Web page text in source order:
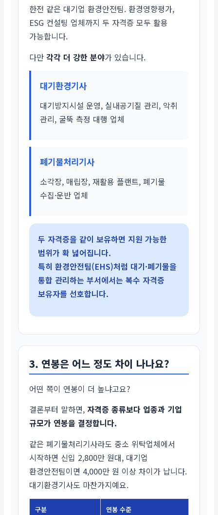
한전 같은 대기업 환경안전팀. 환경영향평가,
ESG 컨설팅 업체까지 두 자격증 모두 활용
가능합니다.
다만 각각 더 강한 분야가 있습니다.
대기환경기사
대기방지시설 운영, 실내공기질 관리, 악취
관리, 굴뚝 측정 대행 업체
폐기물처리기사
소각장, 매립장, 재활용 플랜트, 폐기물
수집·운반 업체
두 자격증을 같이 보유하면 지원 가능한
범위가 확 넓어집니다.
특히 환경안전팀(EHS)처럼 대기·폐기물을
통합 관리하는 부서에서는 복수 자격증
보유자를 선호합니다.
3. 연봉은 어느 정도 차이 나나요?
어떤 쪽이 연봉이 더 높냐고요?
결론부터 말하면, 자격증 종류보다 업종과 기업
규모가 연봉을 결정합니다.
같은 폐기물처리기사라도 중소 위탁업체에서
시작하면 신입 2,800만 원대, 대기업
환경안전팀이면 4,000만 원 이상 차이가 납니다.
대기환경기사도 마찬가지예요.
구분 연봉 수준